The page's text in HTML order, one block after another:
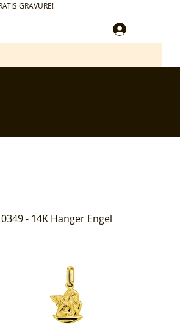
GRAVURE!
- 14K Hanger Engel